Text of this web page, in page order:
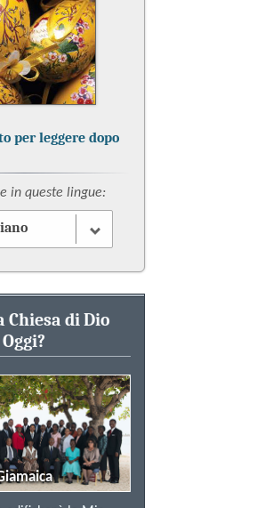
per leggere dopo
in queste lingue:
Chiesa di Dio
Oggi?